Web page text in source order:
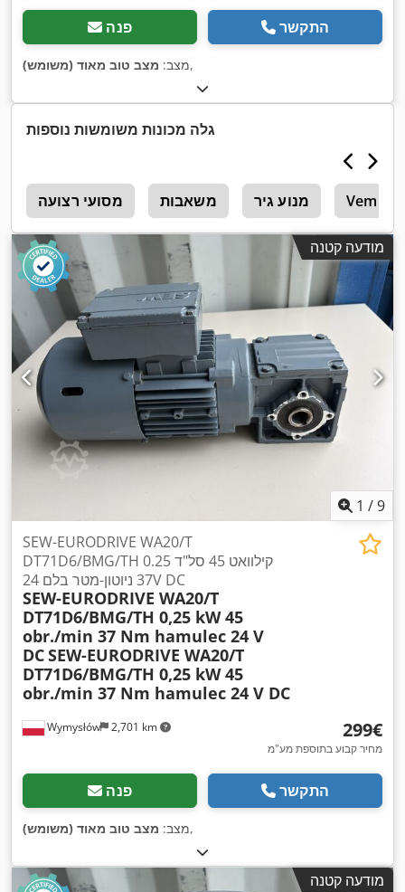
פנה התקשר
מצב: מצב טוב מאוד (משומש) ,
גלה מכונות משומשות נוספות
מסועי רצועה משאבות מנוע גיר Vem
מודעה קטנה
1 /9
Wymysłów 2,701 km
SEW-EURODRIVE WA20/T
DT71D6/BMG/TH 0.25 קילוואט 45 סל"ד
37 ניוטון-מטר בלם 24V DC
SEW-EURODRIVE WA20/T
DT71D6/BMG/TH 0,25 kW 45
obr./min 37 Nm hamulec 24 V
DCSEW-EURODRIVE WA20/T
DT71D6/BMG/TH 0,25 kW 45
obr./min 37 Nm hamulec 24 V DC
‏299 ‏€
מחיר קבוע בתוספת מע"מ
פנה התקשר
מצב: מצב טוב מאוד (משומש) ,
מודעה קטנה